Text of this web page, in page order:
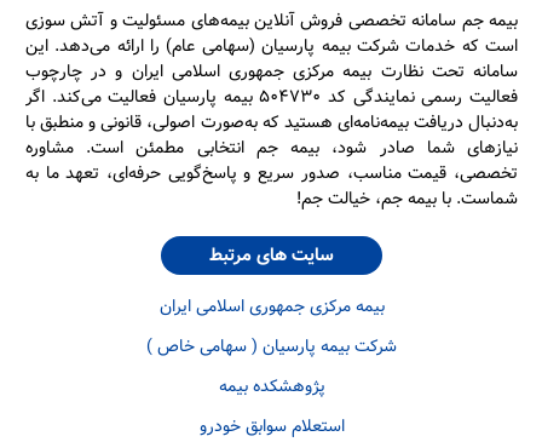
بیمه جم سامانه تخصصی فروش آنلاین بیمه‌های مسئولیت و آتش سوزی
است که خدمات شرکت بیمه پارسیان (سهامی عام) را ارائه می‌دهد. این
سامانه تحت نظارت بیمه مرکزی جمهوری اسلامی ایران و در چارچوب
فعالیت رسمی نمایندگی کد ۵۰۴۷۳۰ بیمه پارسیان فعالیت می‌کند. اگر
به‌دنبال دریافت بیمه‌نامه‌ای هستید که به‌صورت اصولی، قانونی و منطبق با
نیازهای شما صادر شود، بیمه جم انتخابی مطمئن است. مشاوره
تخصصی، قیمت مناسب، صدور سریع و پاسخ‌گویی حرفه‌ای، تعهد ما به
شماست. با بیمه جم، خیالت جم!
سایت های مرتبط
بیمه مرکزی جمهوری اسلامی ایران
شرکت بیمه پارسیان ( سهامی خاص )
پژوهشکده بیمه
استعلام سوابق خودرو